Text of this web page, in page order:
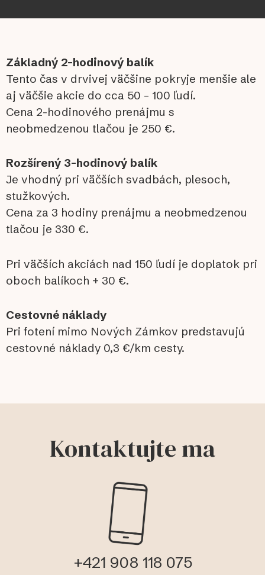
Základný 2-hodinový balík
Tento čas v drvivej väčšine pokryje menšie ale
aj väčšie akcie do cca 50 – 100 ľudí.
Cena 2-hodinového prenájmu s
neobmedzenou tlačou je 250 €.
Rozšírený 3-hodinový balík
Je vhodný pri väčších svadbách, plesoch,
stužkových.
Cena za 3 hodiny prenájmu a neobmedzenou
tlačou je 330 €.
Pri väčších akciách nad 150 ľudí je doplatok pri
oboch balíkoch + 30 €.
Cestovné náklady
Pri fotení mimo Nových Zámkov predstavujú
cestovné náklady 0,3 €/km cesty.
Kontaktujte ma
+421 908 118 075